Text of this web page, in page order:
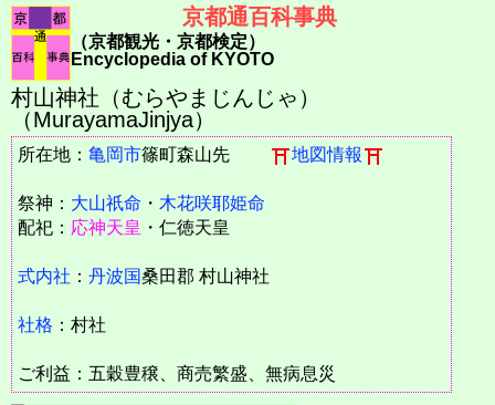
京都通百科事典
（京都観光・京都検定）
Encyclopedia of KYOTO
村山神社（むらやまじんじゃ）
（MurayamaJinjya）
所在地： 亀岡市篠町森山先 地図情報
祭神： 大山祇命 ・ 木花咲耶姫命
配祀： 応神天皇 ・仁徳天皇
式内社 ： 丹波国桑田郡 村山神社
社格 ：村社
ご利益：五穀豊穣、商売繁盛、無病息災